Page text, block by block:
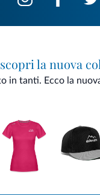
la nuova
in tanti. Ecco la